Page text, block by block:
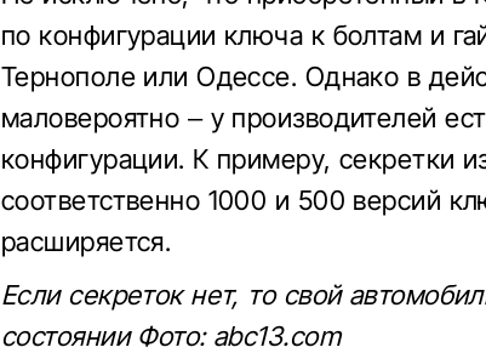
по конфигурации ключа к болтам и
Тернополе или Одессе. Однако в
маловероятно – у производителей
конфигурации. К примеру, секретки
соответственно 1000 и 500 версий
расширяется.
Если секреток нет, то свой
состоянии Фото: abc13.com